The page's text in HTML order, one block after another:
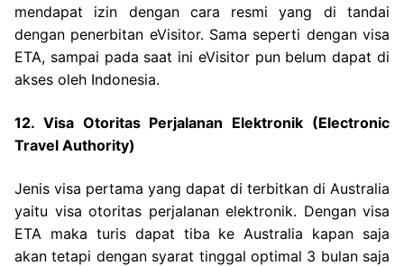
mendapat izin dengan cara resmi yang di tandai
dengan penerbitan eVisitor. Sama seperti dengan visa
ETA, sampai pada saat ini eVisitor pun belum dapat di
akses oleh Indonesia.
12. Visa Otoritas Perjalanan Elektronik (Electronic
Travel Authority)
Jenis visa pertama yang dapat di terbitkan di Australia
yaitu visa otoritas perjalanan elektronik. Dengan visa
ETA maka turis dapat tiba ke Australia kapan saja
akan tetapi dengan syarat tinggal optimal 3 bulan saja